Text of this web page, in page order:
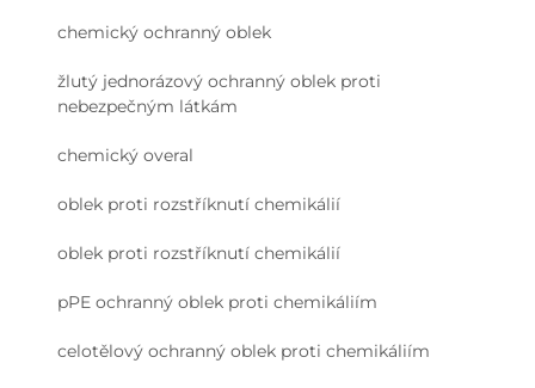
chemický ochranný oblek
žlutý jednorázový ochranný oblek proti
nebezpečným látkám
chemický overal
oblek proti rozstříknutí chemikálií
oblek proti rozstříknutí chemikálií
pPE ochranný oblek proti chemikáliím
celotělový ochranný oblek proti chemikáliím